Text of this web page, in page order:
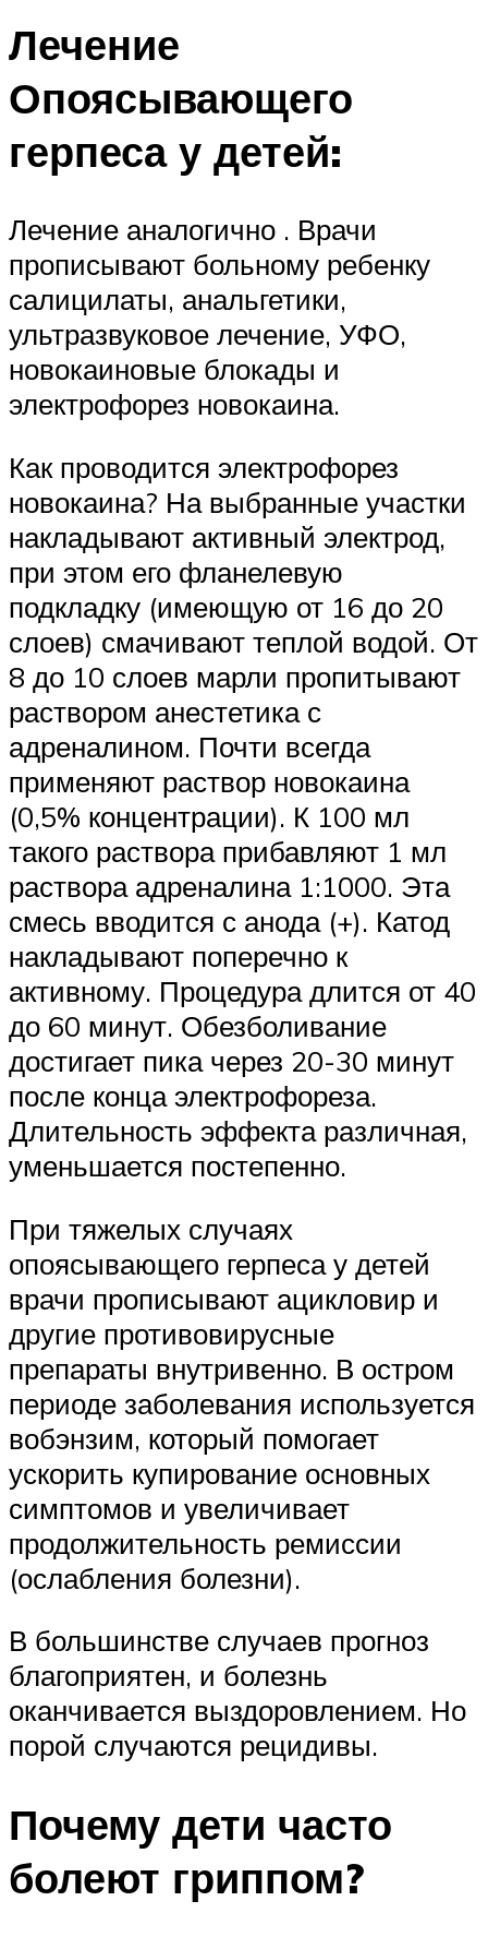
Лечение
Опоясывающего
герпеса у детей:
Лечение аналогично . Врачи
прописывают больному ребенку
салицилаты, анальгетики,
ультразвуковое лечение, УФО,
новокаиновые блокады и
электрофорез новокаина.
Как проводится электрофорез
новокаина? На выбранные участки
накладывают активный электрод,
при этом его фланелевую
подкладку (имеющую от 16 до 20
слоев) смачивают теплой водой. От
8 до 10 слоев марли пропитывают
раствором анестетика с
адреналином. Почти всегда
применяют раствор новокаина
(0,5% концентрации). К 100 мл
такого раствора прибавляют 1 мл
раствора адреналина 1:1000. Эта
смесь вводится с анода (+). Катод
накладывают поперечно к
активному. Процедура длится от 40
до 60 минут. Обезболивание
достигает пика через 20-30 минут
после конца электрофореза.
Длительность эффекта различная,
уменьшается постепенно.
При тяжелых случаях
опоясывающего герпеса у детей
врачи прописывают ацикловир и
другие противовирусные
препараты внутривенно. В остром
периоде заболевания используется
вобэнзим, который помогает
ускорить купирование основных
симптомов и увеличивает
продолжительность ремиссии
(ослабления болезни).
В большинстве случаев прогноз
благоприятен, и болезнь
оканчивается выздоровлением. Но
порой случаются рецидивы.
Почему дети часто
болеют гриппом?